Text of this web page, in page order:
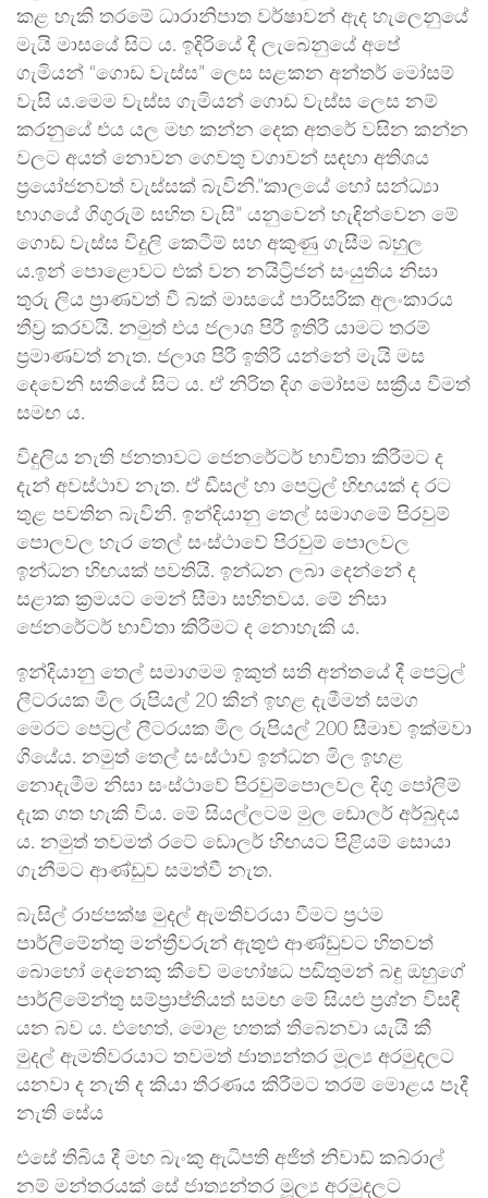
කළ හැකි තරමේ ධාරානිපාත වර්ෂාවන් ඇද හැලෙනුයේ
මැයි මාසයේ සිට ය. ඉදිරියේ දී ලැබෙනුයේ අපේ
ගැමියන් “ගොඩ වැස්ස” ලෙස සළකන අන්තර් මෝසම්
වැසි ය.මෙම වැස්ස ගැමියන් ගොඩ වැස්ස ලෙස නම්
කරනුයේ එය යල මහ කන්න දෙක අතරේ වසින කන්න
වලට අයත් නොවන ගෙවතු වගාවන් සඳහා අතිශය
ප්‍රයෝජනවත් වැස්සක් බැවිනි.”කාලයේ හෝ සන්ධ්‍යා
භාගයේ ගිගුරුම් සහිත වැසි” යනුවෙන් හැඳින්වෙන මේ
ගොඩ වැස්ස විදුලි කෙටීම් සහ අකුණු ගැසීම බහුල
ය.ඉන් පොළොවට එක් වන නයිට්‍රිජන් සංයුතිය නිසා
තුරු ලිය ප්‍රාණවත් වී බක් මාසයේ පාරිසරික අලංකාරය
තීව්‍ර කරවයි. නමුත් එය ජලාශ පිරී ඉතිරී යාමට තරම්
ප්‍රමාණවත් නැත. ජලාශ පිරී ඉතිරි යන්නේ මැයි මස
දෙවෙනි සතියේ සිට ය. ඒ නිරිත දිග මෝසම සක්‍රීය වීමත්
සමඟ ය.
විදුලිය නැති ජනතාවට ජෙනරේටර් භාවිතා කිරීමට ද
දැන් අවස්ථාව නැත. ඒ ඩීසල් හා පෙට්‍රල් හිඟයක් ද රට
තුළ පවතින බැවිනි. ඉන්දියානු තෙල් සමාගමේ පිරවුම්
පොලවල හැර තෙල් සංස්ථාවේ පිරවුම් පොලවල
ඉන්ධන හිඟයක් පවතියි. ඉන්ධන ලබා දෙන්නේ ද
සළාක ක්‍රමයට මෙන් සීමා සහිතවය. මේ නිසා
ජෙනරේටර් භාවිතා කිරීමට ද නොහැකි ය.
ඉන්දියානු තෙල් සමාගමම ඉකුත් සති අන්තයේ දී පෙට්‍රල්
ලීටරයක මිල රුපියල් 20 කින් ඉහළ දැමීමත් සමග
මෙරට පෙට්‍රල් ලීටරයක මිල රුපියල් 200 සීමාව ඉක්මවා
ගියේය. නමුත් තෙල් සංස්ථාව ඉන්ධන මිල ඉහළ
නොදැමීම නිසා සංස්ථාවේ පිරවුම්පොලවල දිගු පෝලිම්
දැක ගත හැකි විය. මේ සියල්ලටම මුල ඩොලර් අර්බුදය
ය. නමුත් තවමත් රටේ ඩොලර් හිඟයට පිළියම් සොයා
ගැනීමට ආණ්ඩුව සමත්වී නැත.
බැසිල් රාජපක්ෂ මුදල් ඇමතිවරයා වීමට ප්‍රථම
පාර්ලිමේන්තු මන්ත්‍රීවරුන් ඇතුළු ආණ්ඩුවට හිතවත්
බොහෝ දෙනෙකු කීවේ මහෝෂධ පඬිතුමන් බඳු ඔහුගේ
පාර්ලිමේන්තු සම්ප්‍රාප්තියත් සමඟ මේ සියළු ප්‍රශ්න විසඳී
යන බව ය. එහෙත්, මොළ හතක් තිබෙනවා යැයි කී
මුදල් ඇමතිවරයාට තවමත් ජාත්‍යන්තර මූල්‍ය අරමුදලට
යනවා ද නැති ද කියා තීරණය කිරීමට තරම් මොළය පෑදී
නැති සේය
එසේ තිබිය දී මහ බැංකු ඇධිපති අජිත් නිවාඩ් කබ්රාල්
නම් මන්තරයක් සේ ජාත්‍යන්තර මූල්‍ය අරමුදලට